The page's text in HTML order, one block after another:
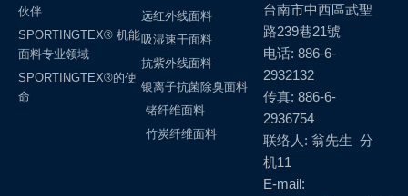
伙伴
SPORTINGTEX® 机能
面料专业领域
SPORTINGTEX®的使
命
远红外线面料
吸湿速干面料
抗紫外线面料
银离子抗菌除臭面料
锗纤维面料
竹炭纤维面料
台南市中西區武聖
路239巷21號
电话: 886-6-
2932132
传真: 886-6-
2936754
联络人: 翁先生 分
机11
E-mail: